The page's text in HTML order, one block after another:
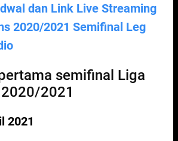
dan Link Live Streaming
2020/2021 Semifinal Leg
semifinal Liga
2021
2021